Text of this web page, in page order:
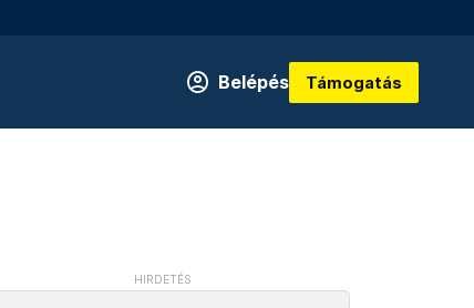
Belépés Támogatás